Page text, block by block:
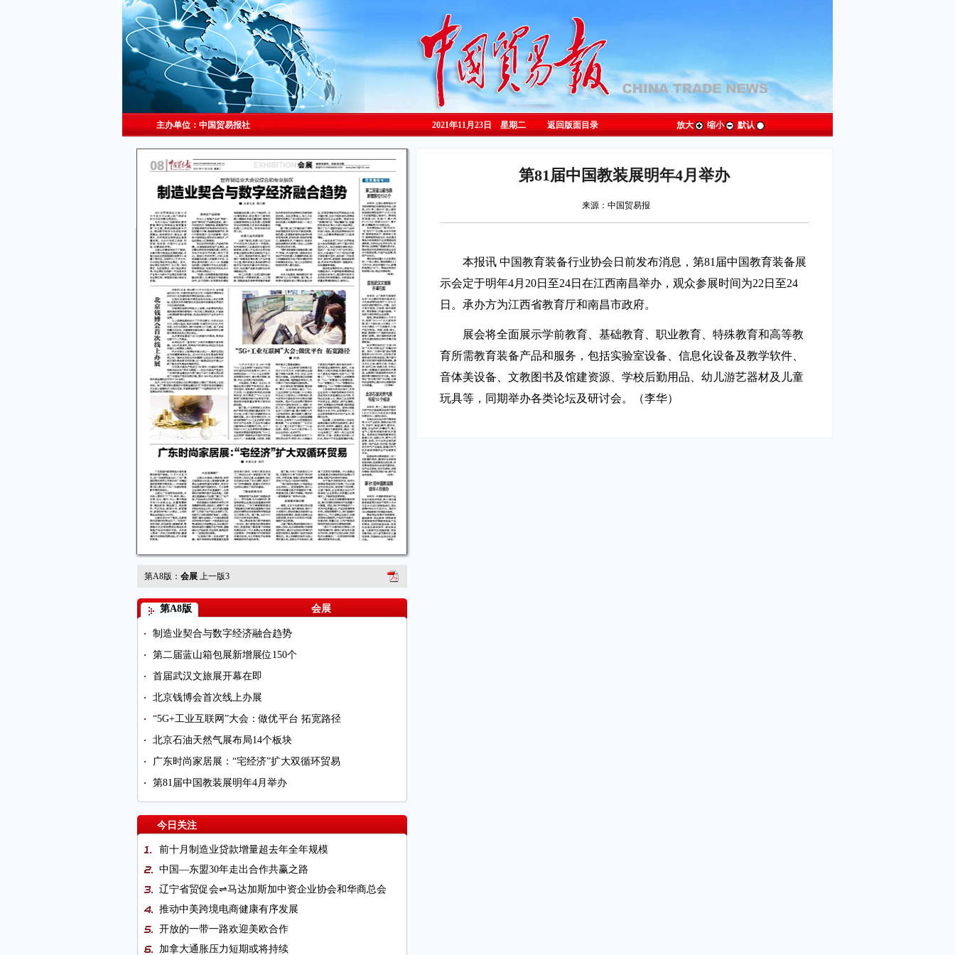
主办单位：中国贸易报社
第A8版： 会展 上一版3
第A8版 会展
制造业契合与数字经济融合趋势
第二届蓝山箱包展新增展位150个
首届武汉文旅展开幕在即
北京钱博会首次线上办展
“5G+工业互联网”大会：做优平台 拓宽路径
北京石油天然气展布局14个板块
广东时尚家居展：“宅经济”扩大双循环贸易
第81届中国教装展明年4月举办
今日关注
前十月制造业贷款增量超去年全年规模
中国—东盟30年走出合作共赢之路
辽宁省贸促会⇌马达加斯加中资企业协会和华商总会
推动中美跨境电商健康有序发展
开放的一带一路欢迎美欧合作
加拿大通胀压力短期或将持续
2021年11月23日 星期二 返回版面目录 放大 缩小 默认
第81届中国教装展明年4月举办
来源：中国贸易报
本报讯 中国教育装备行业协会日前发布消息，第81届中国教育装备展
示会定于明年4月20日至24日在江西南昌举办，观众参展时间为22日至24
日。承办方为江西省教育厅和南昌市政府。
展会将全面展示学前教育、基础教育、职业教育、特殊教育和高等教
育所需教育装备产品和服务，包括实验室设备、信息化设备及教学软件、
音体美设备、文教图书及馆建资源、学校后勤用品、幼儿游艺器材及儿童
玩具等，同期举办各类论坛及研讨会。（李华）